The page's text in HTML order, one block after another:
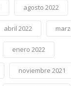
agosto 2022
abril 2022
enero 2022
noviembre 2021